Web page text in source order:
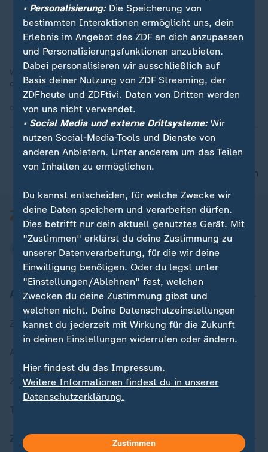
Wenn die höchste Baustelle der Welt abgeschlossen ist, soll
das Teleskop 2026 erste Bilder liefern.
04.05.2025 | 1:27 min
nach oben
Aktuell bei ZDFheute
Zuletzt veröffentlicht
ZDFheute Stories
ZDFheute Update
• Personalisierung:Die Speicherung von
bestimmten Interaktionen ermöglicht uns, dein
Erlebnis im Angebot des ZDF an dich anzupassen
und Personalisierungsfunktionen anzubieten.
Dabei personalisieren wir ausschließlich auf
Basis deiner Nutzung von ZDF Streaming, der
ZDFheute und ZDFtivi. Daten von Dritten werden
von uns nicht verwendet.
• Social Media und externe Drittsysteme:Wir
nutzen Social-Media-Tools und Dienste von
anderen Anbietern. Unter anderem um das Teilen
von Inhalten zu ermöglichen.
Du kannst entscheiden, für welche Zwecke wir
deine Daten speichern und verarbeiten dürfen.
Dies betrifft nur dein aktuell genutztes Gerät. Mit
"Zustimmen" erklärst du deine Zustimmung zu
unserer Datenverarbeitung, für die wir deine
Einwilligung benötigen. Oder du legst unter
"Einstellungen/Ablehnen" fest, welchen
Zwecken du deine Zustimmung gibst und
welchen nicht. Deine Datenschutzeinstellungen
kannst du jederzeit mit Wirkung für die Zukunft
in deinen Einstellungen widerrufen oder ändern.
Hier findest du das Impressum.
Weitere Informationen findest du in unserer
Datenschutzerklärung.
Zustimmen